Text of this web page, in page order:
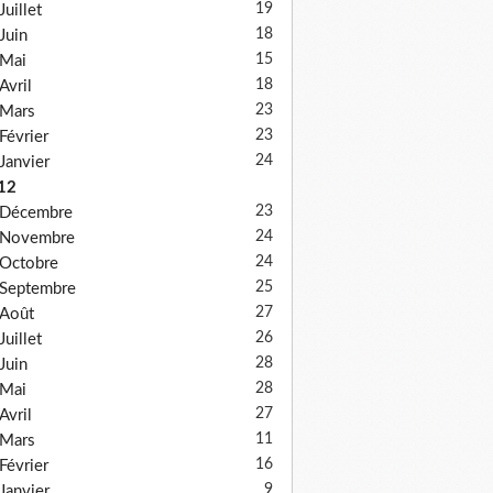
Juillet 19
Juin 18
Mai 15
Avril 18
Mars 23
Février 23
Janvier 24
Décembre
23
Novembre 24
Octobre 24
Septembre 25
Août 27
Juillet 26
Juin 28
Mai 28
Avril 27
Mars 11
Février 16